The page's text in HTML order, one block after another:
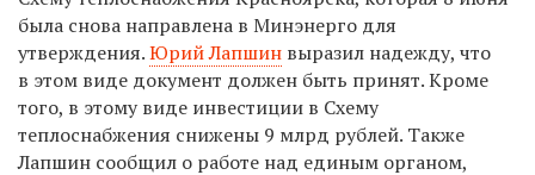
была снова направлена в Минэнерго для
утверждения.Юрий Лапшин выразил надежду, что
в этом виде документ должен быть принят. Кроме
того, в этому виде инвестиции в Схему
теплоснабжения снижены 9 млрд рублей. Также
Лапшин сообщил о работе над единым органом,